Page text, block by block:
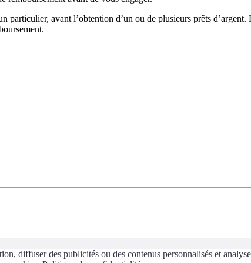
particulier, avant l’obtention d’un ou de plusieurs prêts
diffuser des publicités ou des contenus personnalisés et